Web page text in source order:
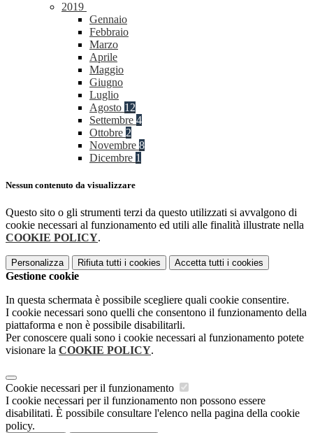
2019
Gennaio
Febbraio
Marzo
Aprile
Maggio
Giugno
Luglio
Agosto 12
Settembre 4
Ottobre 2
Novembre 8
Dicembre 1
Nessun contenuto da visualizzare
Questo sito o gli strumenti terzi da questo utilizzati si avvalgono di
cookie necessari al funzionamento ed utili alle finalità illustrate nella
COOKIE POLICY.
Personalizza Rifiuta tutti i cookies Accetta tutti i cookies
Gestione cookie
In questa schermata è possibile scegliere quali cookie consentire.
I cookie necessari sono quelli che consentono il funzionamento della
piattaforma e non è possibile disabilitarli.
Per conoscere quali sono i cookie necessari al funzionamento potete
visionare la COOKIE POLICY.
Cookie necessari per il funzionamento
I cookie necessari per il funzionamento non possono essere
disabilitati. È possibile consultare l'elenco nella pagina della cookie
policy.